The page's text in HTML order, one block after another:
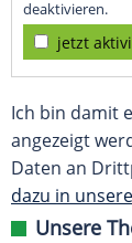
deaktivieren.
jetzt
Ich bin damit
angezeigt
Daten an
dazu in
Unsere